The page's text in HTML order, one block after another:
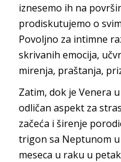
iznesemo ih na
prodiskutujemo o
Povoljno za intimne
skrivanih emocija,
mirenja, praštanja,
Zatim, dok je Venera
odličan aspekt za
začeća i širenje
trigon sa Neptunom
meseca u raku u